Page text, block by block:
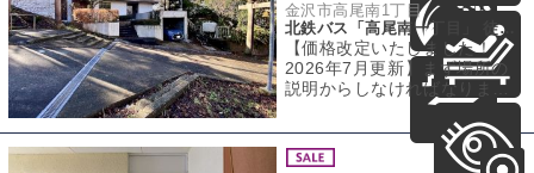
金沢市高尾南1丁目
北鉄バス「高尾南一丁目」 徒歩5分
【価格改定いたしました！
2026年7月更新】まず場所の
説明からしなければなりませ
ん。この家、なんと鳥居と鳥
居に挟まれた